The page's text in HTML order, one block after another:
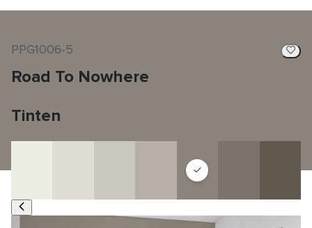
PPG1006-5
Road To Nowhere
Tinten